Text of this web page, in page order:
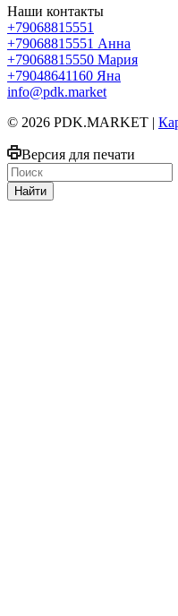
Наши контакты
+79068815551
+79068815551 Анна
+79068815550 Мария
+79048641160 Яна
info@pdk.market
© 2026 PDK.MARKET |
Версия для печати
Найти